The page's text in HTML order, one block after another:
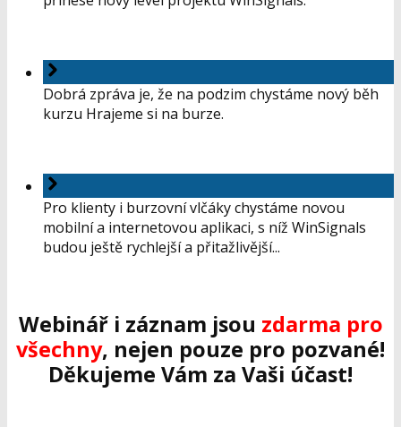
Dobrá zpráva je, že na podzim chystáme nový běh
kurzu Hrajeme si na burze.
Pro klienty i burzovní vlčáky chystáme novou
mobilní a internetovou aplikaci, s níž WinSignals
budou ještě rychlejší a přitažlivější...
Webinář i záznam jsou zdarma pro
všechny, nejen pouze pro pozvané!
Děkujeme Vám za Vaši účast!